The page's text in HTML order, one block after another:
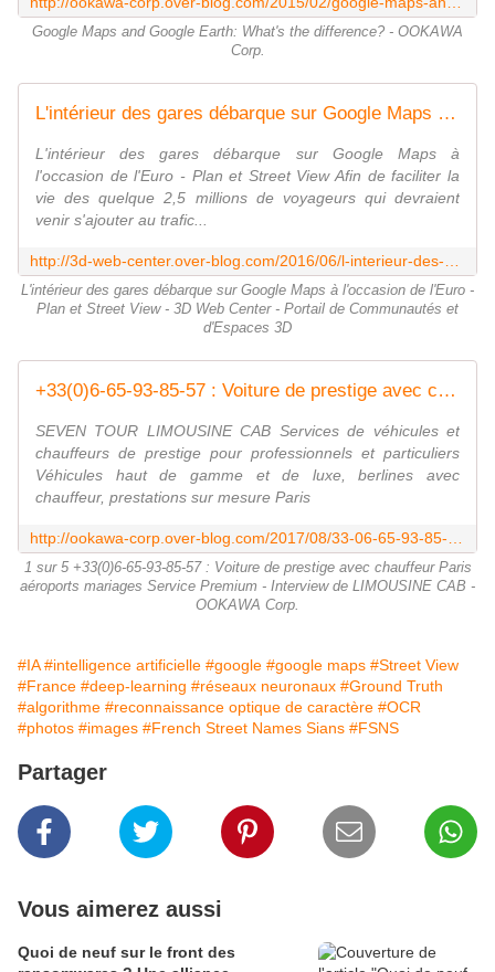
Google Maps and Google Earth: What's the difference? - OOKAWA
Corp.
L'intérieur des gares débarque sur Google Maps à l'occasion de l'Euro - Plan et Street View - 3D Web Center - Portail de Communautés et d'Espaces 3D
L'intérieur des gares débarque sur Google Maps à
l'occasion de l'Euro - Plan et Street View Afin de faciliter la
vie des quelque 2,5 millions de voyageurs qui devraient
venir s'ajouter au trafic...
L'intérieur des gares débarque sur Google Maps à l'occasion de l'Euro -
Plan et Street View - 3D Web Center - Portail de Communautés et
d'Espaces 3D
+33(0)6-65-93-85-57 : Voiture de prestige avec chauffeur Paris aéroports mariages Service Premium - Interview de LIMOUSINE CAB - OOKAWA Corp.
SEVEN TOUR LIMOUSINE CAB Services de véhicules et
chauffeurs de prestige pour professionnels et particuliers
Véhicules haut de gamme et de luxe, berlines avec
chauffeur, prestations sur mesure Paris
1 sur 5 +33(0)6-65-93-85-57 : Voiture de prestige avec chauffeur Paris
aéroports mariages Service Premium - Interview de LIMOUSINE CAB -
OOKAWA Corp.
#IA #intelligence artificielle #google #google maps #Street View
#France #deep-learning #réseaux neuronaux #Ground Truth
#algorithme #reconnaissance optique de caractère #OCR
#photos #images #French Street Names Sians #FSNS
Partager
Vous aimerez aussi
Quoi de neuf sur le front des